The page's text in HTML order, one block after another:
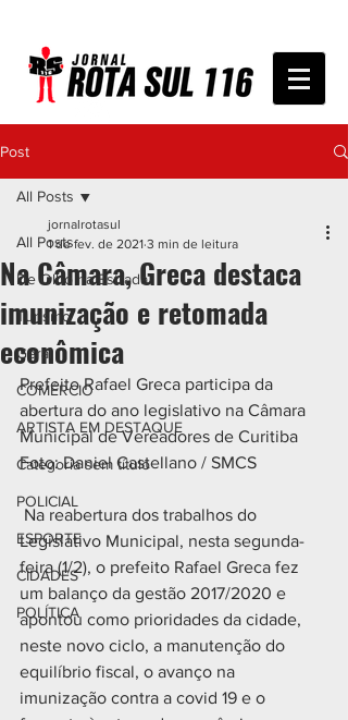
Post
All Posts
De Olho na Estrada
Turismo
Geral
COMÉRCIO
ARTISTA EM DESTAQUE
Categoria sem título
POLICIAL
ESPORTE
CIDADES
POLÍTICA
All Posts
Na Câmara, Greca destaca
imunização e retomada
econômica
jornalrotasul
1 de fev. de 2021 3 min de leitura
Prefeito Rafael Greca participa da
abertura do ano legislativo na Câmara
Municipal de Vereadores de Curitiba
Foto: Daniel Castellano / SMCS
Legislativo Municipal, nesta segunda-
feira (1/2), o prefeito Rafael Greca fez
um balanço da gestão 2017/2020 e
apontou como prioridades da cidade,
neste novo ciclo, a manutenção do
equilíbrio fiscal, o avanço na
imunização contra a covid 19 e o